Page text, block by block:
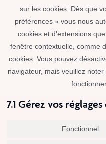
sur les cookies. Dès que
préférences » vous nous
cookies et d’extensions
fenêtre contextuelle, comme
cookies. Vous pouvez
navigateur, mais veuillez
7.1 Gérez vos
Fonctionnel